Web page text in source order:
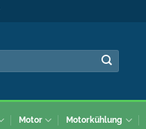
Motor Motorkühlung